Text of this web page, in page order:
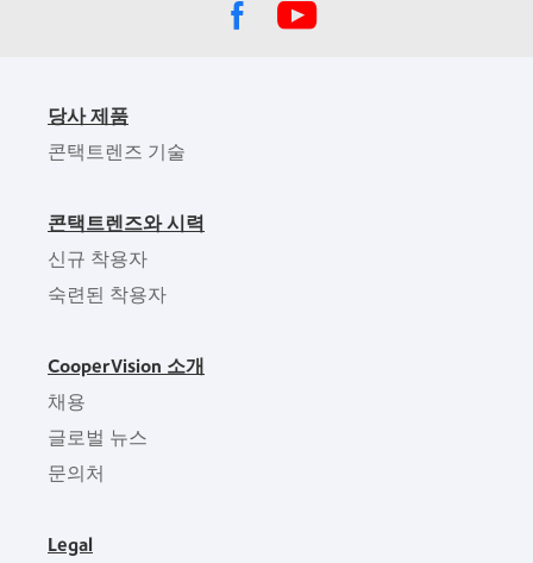
당사 제품
콘택트렌즈 기술
콘택트렌즈와 시력
신규 착용자
숙련된 착용자
CooperVision 소개
채용
글로벌 뉴스
문의처
Legal